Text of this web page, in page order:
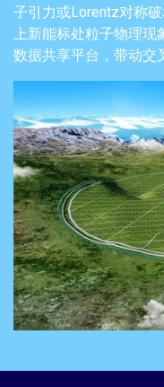
子引力或Lorentz对称
上新能标处粒子物理现
数据共享平台，带动交